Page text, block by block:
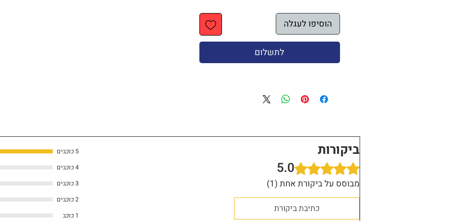
הוסיפו לעגלה
לתשלום
ביקורות
דירוג של 5 מתוך 5 כוכבים. 5.0
מבוסס על ביקורת אחת (1)
כתיבת ביקורת
5 כוכבים
4 כוכבים
3 כוכבים
2 כוכבים
1 כוכב